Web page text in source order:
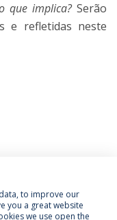
que implica?Serão
e refletidas neste
to improve our
you a great website
we use open the